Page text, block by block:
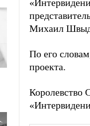
Михаил
По его
проекта.
Королевство